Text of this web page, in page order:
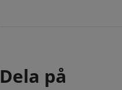
Dela på